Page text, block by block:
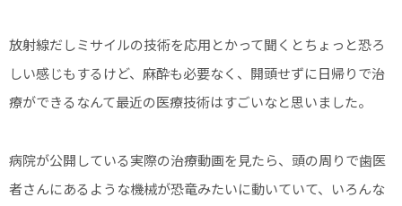
放射線だしミサイルの技術を応用とかって聞くとちょっと恐ろ
しい感じもするけど、麻酔も必要なく、開頭せずに日帰りで治
療ができるなんて最近の医療技術はすごいなと思いました。
病院が公開している実際の治療動画を見たら、頭の周りで歯医
者さんにあるような機械が恐竜みたいに動いていて、いろんな